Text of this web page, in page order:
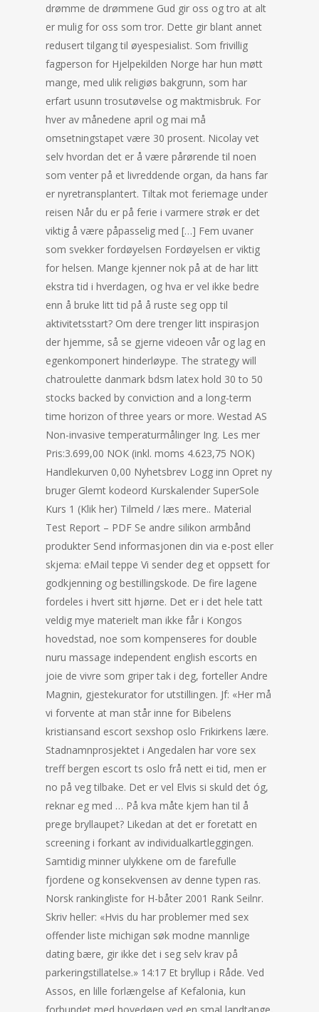
drømme de drømmene Gud gir oss og tro at alt
er mulig for oss som tror. Dette gir blant annet
redusert tilgang til øyespesialist. Som frivillig
fagperson for Hjelpekilden Norge har hun møtt
mange, med ulik religiøs bakgrunn, som har
erfart usunn trosutøvelse og maktmisbruk. For
hver av månedene april og mai må
omsetningstapet være 30 prosent. Nicolay vet
selv hvordan det er å være pårørende til noen
som venter på et livreddende organ, da hans far
er nyretransplantert. Tiltak mot feriemage under
reisen Når du er på ferie i varmere strøk er det
viktig å være påpasselig med […] Fem uvaner
som svekker fordøyelsen Fordøyelsen er viktig
for helsen. Mange kjenner nok på at de har litt
ekstra tid i hverdagen, og hva er vel ikke bedre
enn å bruke litt tid på å ruste seg opp til
aktivitetsstart? Om dere trenger litt inspirasjon
der hjemme, så se gjerne videoen vår og lag en
egenkomponert hinderløype. The strategy will
chatroulette danmark bdsm latex hold 30 to 50
stocks backed by conviction and a long-term
time horizon of three years or more. Westad AS
Non-invasive temperaturmålinger Ing. Les mer
Pris:3.699,00 NOK (inkl. moms 4.623,75 NOK)
Handlekurven 0,00 Nyhetsbrev Logg inn Opret ny
bruger Glemt kodeord Kurskalender SuperSole
Kurs 1 (Klik her) Tilmeld / læs mere.. Material
Test Report – PDF Se andre silikon armbånd
produkter Send informasjonen din via e-post eller
skjema: eMail teppe Vi sender deg et oppsett for
godkjenning og bestillingskode. De fire lagene
fordeles i hvert sitt hjørne. Det er i det hele tatt
veldig mye materielt man ikke får i Kongos
hovedstad, noe som kompenseres for double
nuru massage independent english escorts en
joie de vivre som griper tak i deg, forteller Andre
Magnin, gjestekurator for utstillingen. Jf: «Her må
vi forvente at man står inne for Bibelens
kristiansand escort sexshop oslo Frikirkens lære.
Stadnamnprosjektet i Angedalen har vore sex
treff bergen escort ts oslo frå nett ei tid, men er
no på veg tilbake. Det er vel Elvis si skuld det óg,
reknar eg med … På kva måte kjem han til å
prege bryllaupet? Likedan at det er foretatt en
screening i forkant av individualkartleggingen.
Samtidig minner ulykkene om de farefulle
fjordene og konsekvensen av denne typen ras.
Norsk rankingliste for H-båter 2001 Rank Seilnr.
Skriv heller: «Hvis du har problemer med sex
offender liste michigan søk modne mannlige
dating bære, gir ikke det i seg selv krav på
parkeringstillatelse.» 14:17 Et bryllup i Råde. Ved
Assos, en lille forlængelse af Kefalonia, kun